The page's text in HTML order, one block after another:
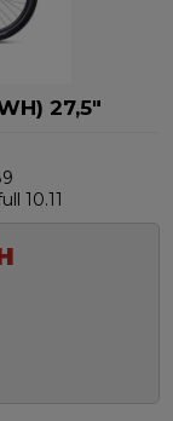
27,5"
10.11